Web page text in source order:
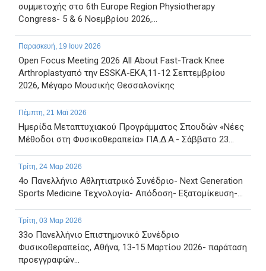
συμμετοχής στο 6th Europe Region Physiotherapy
Congress- 5 & 6 Νοεμβρίου 2026,...
Παρασκευή, 19 Ιουν 2026
Open Focus Meeting 2026 All About Fast-Track Knee
Arthroplastyαπό την ESSKA-EKA,11-12 Σεπτεμβρίου
2026, Μέγαρο Μουσικής Θεσσαλονίκης
Πέμπτη, 21 Μαϊ 2026
Ημερίδα Μεταπτυχιακού Προγράμματος Σπουδών «Νέες
Μέθοδοι στη Φυσικοθεραπεία» ΠΑ.Δ.Α.- Σάββατο 23...
Τρίτη, 24 Μαρ 2026
4ο Πανελλήνιο Αθλητιατρικό Συνέδριο- Next Generation
Sports Medicine Τεχνολογία- Απόδοση- Εξατομίκευση-...
Τρίτη, 03 Μαρ 2026
33ο Πανελλήνιο Επιστημονικό Συνέδριο
Φυσικοθεραπείας, Αθήνα, 13-15 Μαρτίου 2026- παράταση
προεγγραφών...